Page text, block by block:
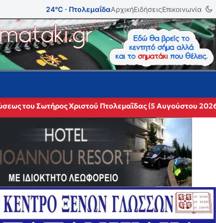
24°C · ΠτολεμαΐδαΑρχικήΕιδήσειςΕπικοινωνία
του Σωτήρος Χριστού Πτολεμαΐδας (5 Αυγούστου